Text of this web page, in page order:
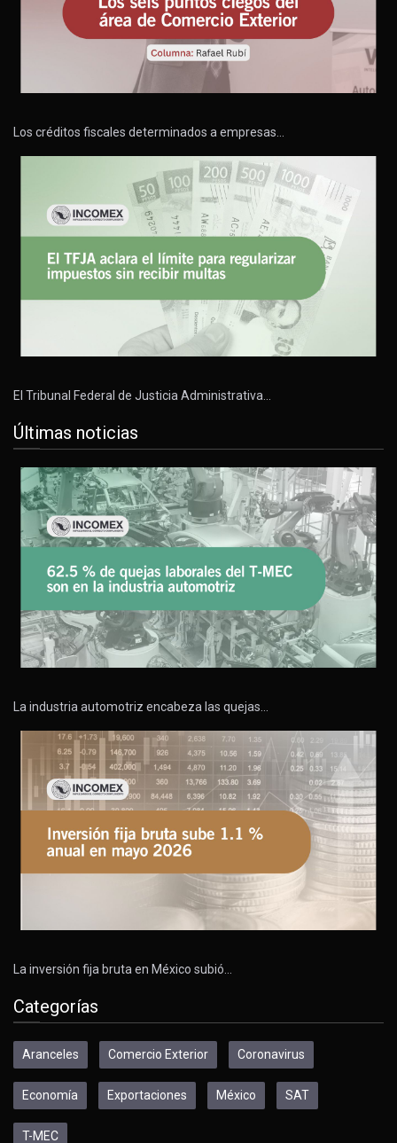
Los créditos fiscales determinados a empresas…
El Tribunal Federal de Justicia Administrativa…
Últimas noticias
La industria automotriz encabeza las quejas…
La inversión fija bruta en México subió…
Categorías
Aranceles Comercio Exterior Coronavirus
Economía Exportaciones México SAT
T-MEC